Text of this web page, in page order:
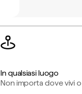
In qualsiasi luogo
Non importa dove vivi